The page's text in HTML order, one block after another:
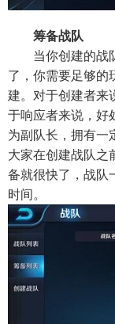
筹备战队
当你创建的战
了，你需要足够的
建。对于创建者来
于响应者来说，好
为副队长，拥有一
大家在创建战队之
备就很快了，战队
时间。